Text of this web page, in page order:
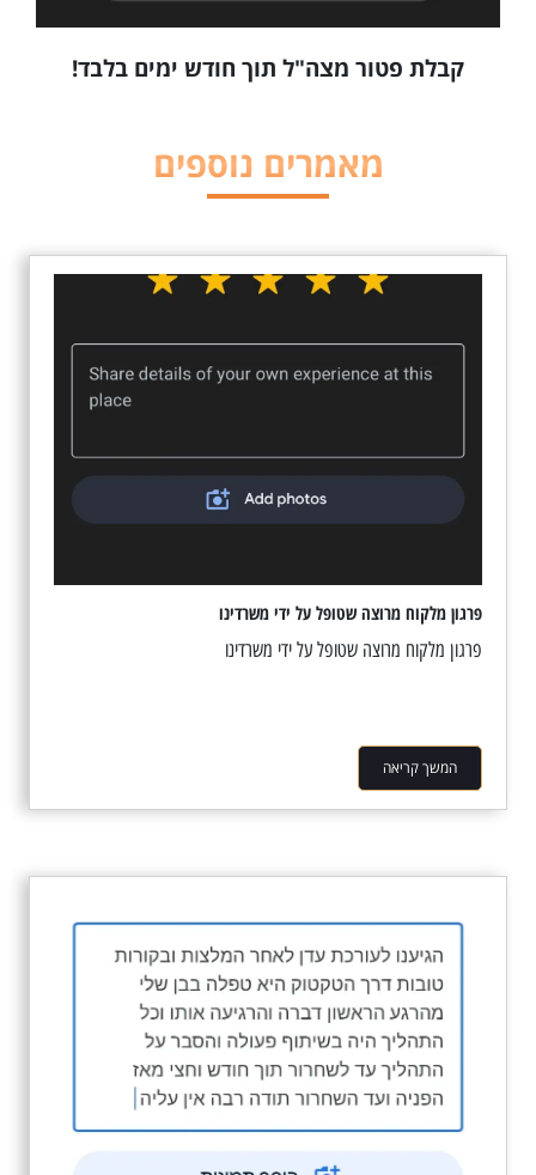
קבלת פטור מצה"ל תוך חודש ימים בלבד!
מאמרים נוספים
פרגון מלקוח מרוצה שטופל על ידי משרדינו
פרגון מלקוח מרוצה שטופל על ידי משרדינו
המשך קריאה